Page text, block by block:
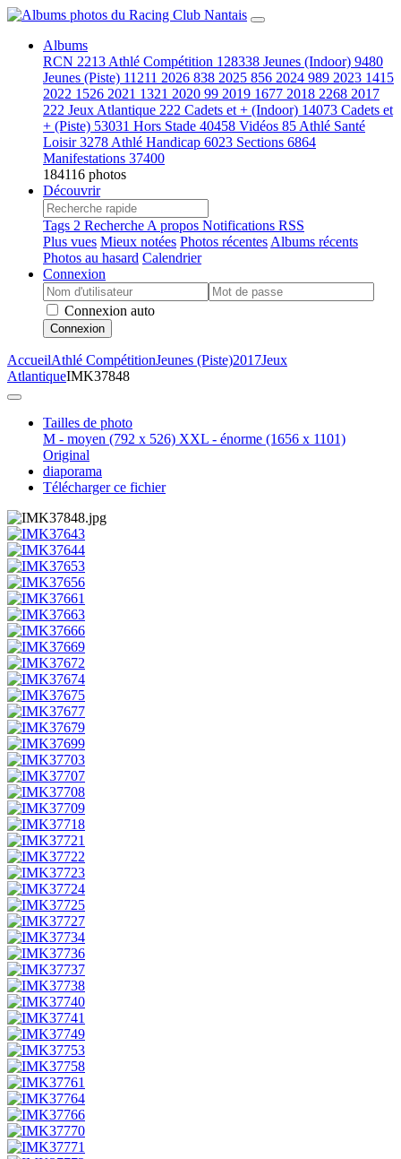
Albums
RCN 2213 Athlé Compétition 128338 Jeunes (Indoor) 9480
Jeunes (Piste) 11211 2026 838 2025 856 2024 989 2023 1415
2022 1526 2021 1321 2020 99 2019 1677 2018 2268 2017
222 Jeux Atlantique 222 Cadets et + (Indoor) 14073 Cadets et
+ (Piste) 53031 Hors Stade 40458 Vidéos 85 Athlé Santé
Loisir3278 Athlé Handicap 6023 Sections 6864
Manifestations 37400
184116 photos
Découvrir
Tags 2 Recherche A propos Notifications RSS
Plus vues Mieux notées Photos récentes Albums récents
Photos au hasard Calendrier
Connexion
Connexion auto
Connexion
AccueilAthlé CompétitionJeunes (Piste)2017Jeux
AtlantiqueIMK37848
Tailles de photo
M - moyen (792 x 526) XXL - énorme (1656 x 1101)
Original
diaporama
Télécharger ce fichier